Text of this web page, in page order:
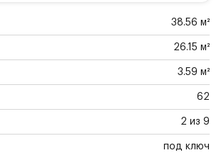
38.56 м²
26.15 м²
3.59 м²
62
2 из 9
под ключ